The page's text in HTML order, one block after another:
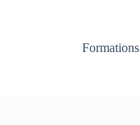
Formations